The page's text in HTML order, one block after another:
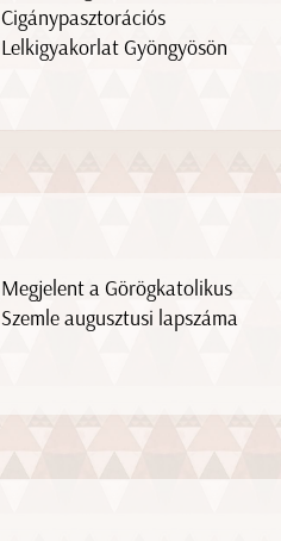
Cigánypasztorációs
Lelkigyakorlat Gyöngyösön
Megjelent a Görögkatolikus
Szemle augusztusi lapszáma